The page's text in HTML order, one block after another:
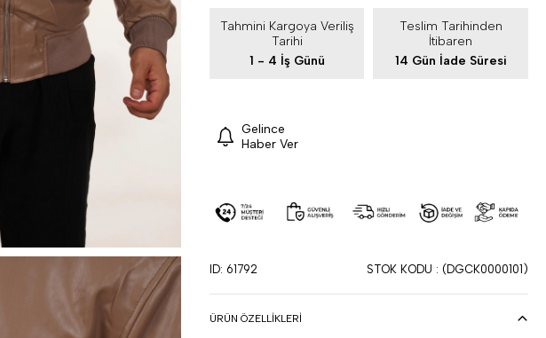
Tahmini Kargoya Veriliş
Tarihi
1 - 4 İş Günü
Teslim Tarihinden
İtibaren
14 Gün İade Süresi
Gelince
Haber Ver
ID: 61792 STOK KODU (DGCK0000101)
ÜRÜN ÖZELLIKLERI